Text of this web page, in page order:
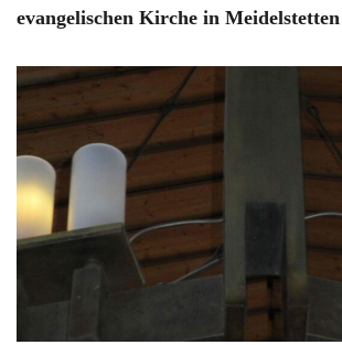
evangelischen Kirche in